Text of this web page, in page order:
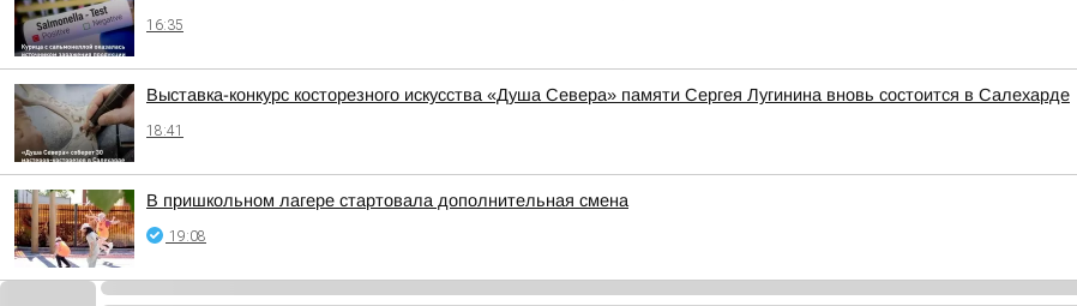
16:35
Выставка-конкурс косторезного искусства «Душа Севера» памяти Сергея Лугинина вновь состоится в Салехарде
18:41
В пришкольном лагере стартовала дополнительная смена
19:08